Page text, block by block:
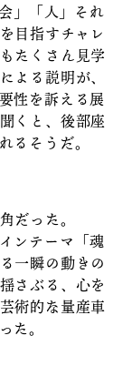
」「人」それ
目指すチャレ
たくさん見学
よる説明が、
性を訴える展
くと、後部座
るそうだ。
だった。
ンテーマ「魂
一瞬の動きの
さぶる、心を
術的な量産車
た。